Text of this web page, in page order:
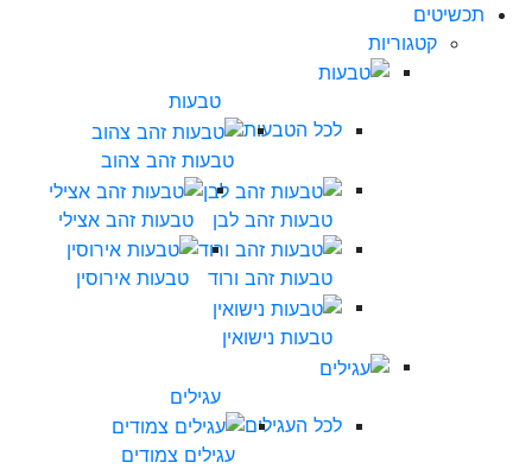
תכשיטים
קטגוריות
טבעות
לכל הטבעות
טבעות זהב צהוב
טבעות זהב לבן טבעות זהב אצילי
טבעות זהב ורוד טבעות אירוסין
טבעות נישואין
עגילים
לכל העגילים
עגילים צמודים